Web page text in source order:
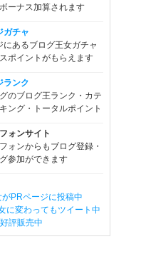
ーナス加算されます
ガチャ
にあるブログ王女ガチャ
ポイントがもらえます
ランク
のブログ王ランク・カテ
ング・トータルポイント
ォンサイト
ォンからもブログ登録・
参加ができます
PRページに投稿中
に変わってもツイート中
評販売中